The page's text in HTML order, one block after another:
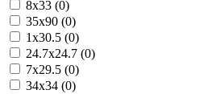
8x33 (0)
35x90 (0)
1x30.5 (0)
24.7x24.7 (0)
7x29.5 (0)
34x34 (0)